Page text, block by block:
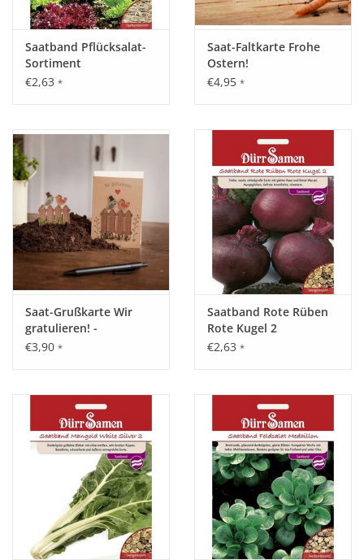
Saatband Pflücksalat-
Sortiment
€2,63 *
Saat-Faltkarte Frohe
Ostern!
€4,95 *
Saat-Grußkarte Wir
gratulieren! -
Vogelhochzeit
€3,90 *
Saatband Rote Rüben
Rote Kugel 2
€2,63 *